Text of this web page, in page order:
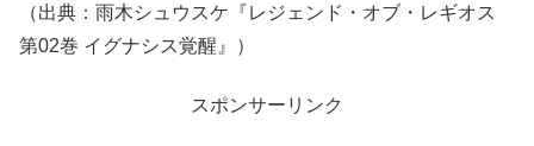
（出典：雨木シュウスケ『レジェンド・オブ・レギオス
第02巻 イグナシス覚醒』）
スポンサーリンク